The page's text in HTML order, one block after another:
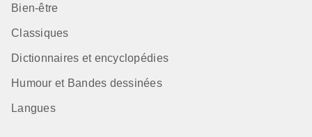
Bien-être
Classiques
Dictionnaires et encyclopédies
Humour et Bandes dessinées
Langues